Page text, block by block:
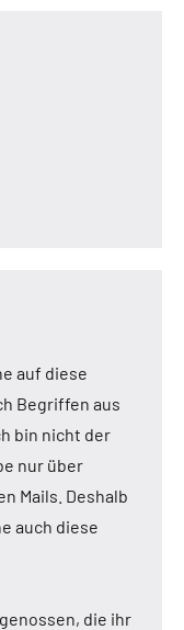
auf diese
Begriffen aus
bin nicht der
nur über
Mails. Deshalb
auch diese
die ihr